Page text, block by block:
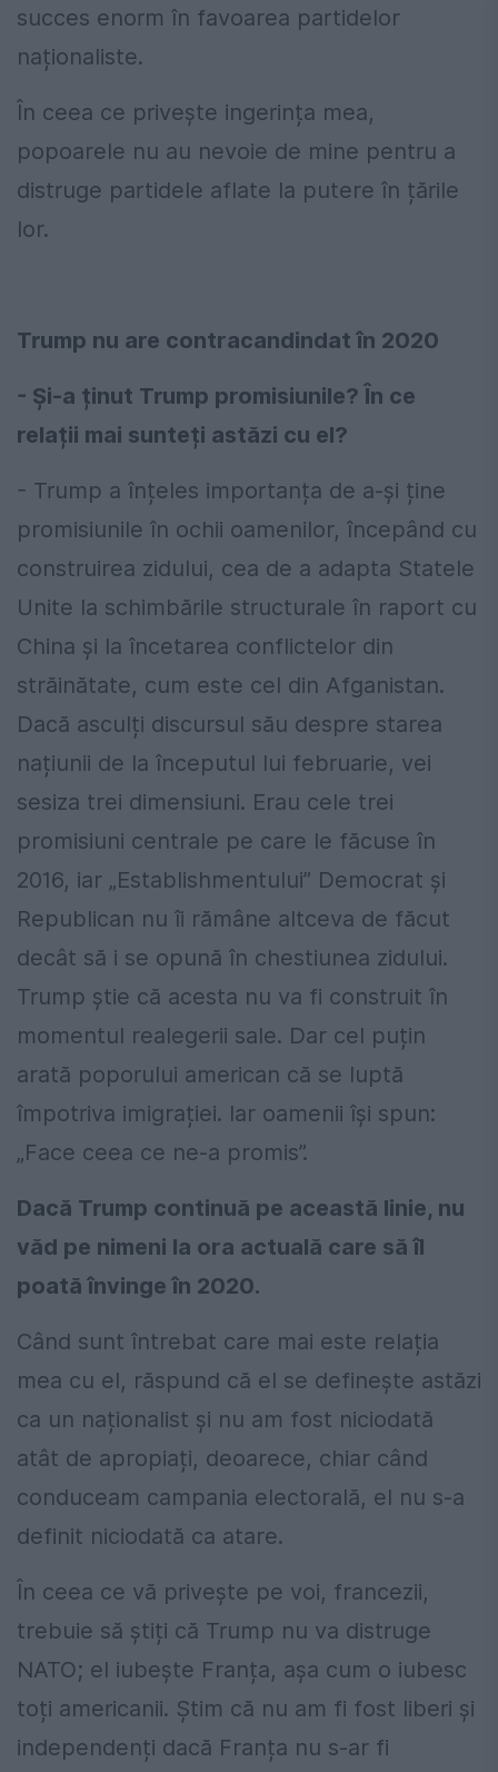
succes enorm în favoarea partidelor
naționaliste.
În ceea ce privește ingerința mea,
popoarele nu au nevoie de mine pentru a
distruge partidele aflate la putere în țările
lor.
Trump nu are contracandindat în 2020
- Și-a ținut Trump promisiunile? În ce
relații mai sunteți astăzi cu el?
- Trump a înțeles importanța de a-și ține
promisiunile în ochii oamenilor, începând cu
construirea zidului, cea de a adapta Statele
Unite la schimbările structurale în raport cu
China și la încetarea conflictelor din
străinătate, cum este cel din Afganistan.
Dacă asculți discursul său despre starea
națiunii de la începutul lui februarie, vei
sesiza trei dimensiuni. Erau cele trei
promisiuni centrale pe care le făcuse în
2016, iar „Establishmentului” Democrat și
Republican nu îi rămâne altceva de făcut
decât să i se opună în chestiunea zidului.
Trump știe că acesta nu va fi construit în
momentul realegerii sale. Dar cel puțin
arată poporului american că se luptă
împotriva imigrației. Iar oamenii își spun:
„Face ceea ce ne-a promis”.
Dacă Trump continuă pe această linie, nu
văd pe nimeni la ora actuală care să îl
poată învinge în 2020.
Când sunt întrebat care mai este relația
mea cu el, răspund că el se definește astăzi
ca un naționalist și nu am fost niciodată
atât de apropiați, deoarece, chiar când
conduceam campania electorală, el nu s-a
definit niciodată ca atare.
În ceea ce vă privește pe voi, francezii,
trebuie să știți că Trump nu va distruge
NATO; el iubește Franța, așa cum o iubesc
toți americanii. Știm că nu am fi fost liberi și
independenți dacă Franța nu s-ar fi